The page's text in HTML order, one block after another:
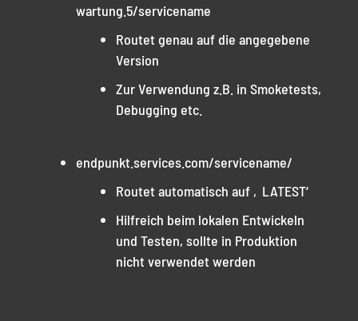
wartung.5/servicename
Routet genau auf die angegebene
Version
Zur Verwendung z.B. in Smoketests,
Debugging etc.
endpunkt.services.com/servicename/
Routet automatisch auf ‚LATEST‘
Hilfreich beim lokalen Entwickeln
und Testen, sollte in Produktion
nicht verwendet werden